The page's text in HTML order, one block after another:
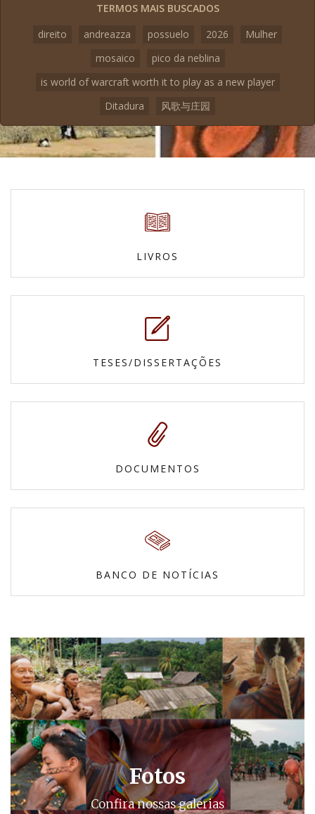
TERMOS MAIS BUSCADOS
direito
andreazza possuelo 2026
Mulher
mosaico
pico da neblina
is world of warcraft worth it to play as a new player
Ditadura
风歌与庄园
LIVROS
TESES/DISSERTAÇÕES
DOCUMENTOS
BANCO DE NOTÍCIAS
Fotos
Confira nossas galerias